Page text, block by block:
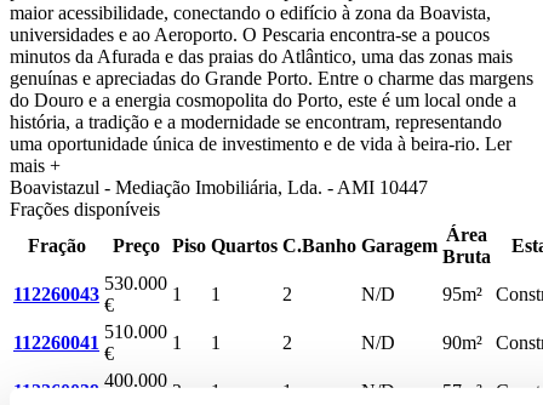
maior acessibilidade, conectando o edifício à zona da Boavista,
universidades e ao Aeroporto. O Pescaria encontra-se a poucos
minutos da Afurada e das praias do Atlântico, uma das zonas mais
genuínas e apreciadas do Grande Porto. Entre o charme das margens
do Douro e a energia cosmopolita do Porto, este é um local onde a
história, a tradição e a modernidade se encontram, representando
uma oportunidade única de investimento e de vida à beira-rio. Ler
mais +
Boavistazul - Mediação Imobiliária, Lda. - AMI 10447
Frações disponíveis
Fração
Preço Piso Quartos C.Banho Garagem
Área
Bruta
112260043
530.000
€
1 1 2 N/D 95m²
112260041
510.000
€
1 1 2 N/D 90m²
112260039
400.000
2 1 1 N/D 57m²